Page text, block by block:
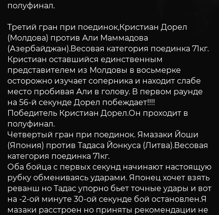
полуфинал.
Третий гран при поединок,Кристиан Дорел
(Молдова) против Али Маммадова
(Азербайджан).Весовая категория поединка 71кг.
Кристиан оставшийся единственным
представителем из Молдовы в восьмерке
осторожно изучает соперника и находит слабе
место пробивая Али в голову. В первом раунде
на 56-й секунде Дорел побеждает!!!!
Победитель Кристиан Дорел.Он проходит в
полуфинал.
Четвертый гран при поединок. Ямазаки Йоши
(Япония) против Тадаса Йонкуса (Литва).Весовая
категория поединка 71кг.
Оба бойца с первых секунд начинают настоящую
рубку обмениваясь ударами. Японец хочет взять
реванш но Тадас упорно бьет точные удары и вот
на -2-ой минуте 30-ой секунде бой остановлен.Я
мазаки расстроен но приняты рекомендации не